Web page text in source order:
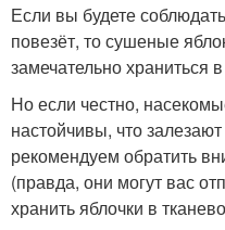
Если вы будете
повезёт, то сушеные
замечательно храниться
Но если честно,
настойчивы, что
рекомендуем обратить
(правда, они могут вас
хранить яблочки в